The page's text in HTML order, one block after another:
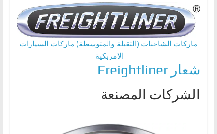
ماركات الشاحنات (الثقيلة والمتوسطة) ماركات السيارات
الامريكية
شعار Freightliner
الشركات المصنعة